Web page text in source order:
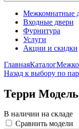
Межкомнатные
Входные двери
Фурнитура
Услуги
Акции и скидки
ГлавнаяКаталог
Назад к выбору по
Терри
В наличии на складе
Сравнить модели